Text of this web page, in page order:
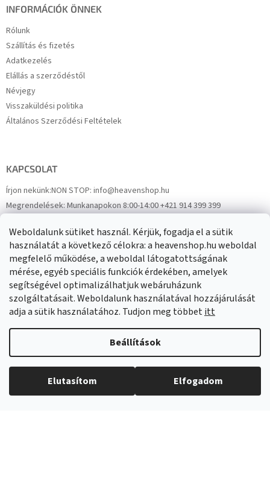
Weboldalunk sütiket használ. Kérjük, fogadja el a sütik
használatát a következő célokra: a heavenshop.hu weboldal
megfelelő működése, a weboldal látogatottságának
mérése, egyéb speciális funkciók érdekében, amelyek
segítségével optimalizálhatjuk webáruházunk
szolgáltatásait. Weboldalunk használatával hozzájárulását
adja a sütik használatához. Tudjon meg többetitt
Beállítások
Elutasítom Elfogadom
INFORMÁCIÓK ÖNNEK
Rólunk
Szállítás és fizetés
Adatkezelés
Elállás a szerződéstől
Névjegy
Visszaküldési politika
Általános Szerződési Feltételek
KAPCSOLAT
Írjon nekünk:NON STOP: info@heavenshop.hu
Megrendelések:Munkanapokon 8:00-14:00 +421 914 399 399
FacebookHeavenShop.sk
Eredményeink